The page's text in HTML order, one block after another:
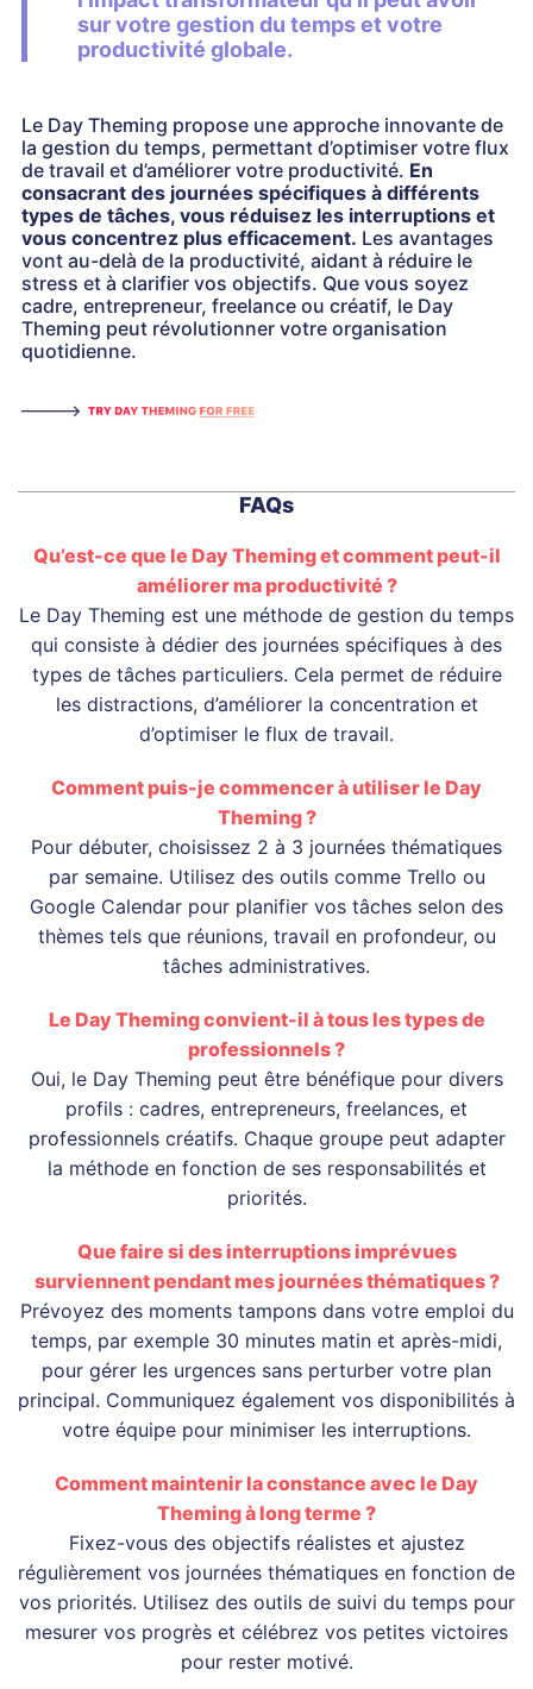
sur votre gestion du temps et votre
productivité globale.
Le Day Theming propose une approche innovante de
la gestion du temps, permettant d’optimiser votre flux
de travail et d’améliorer votre productivité. En
consacrant des journées spécifiques à différents
types de tâches, vous réduisez les interruptions et
vous concentrez plus efficacement. Les avantages
vont au-delà de la productivité, aidant à réduire le
stress et à clarifier vos objectifs. Que vous soyez
cadre, entrepreneur, freelance ou créatif, le Day
Theming peut révolutionner votre organisation
quotidienne.
FAQs
Qu’est-ce que le Day Theming et comment peut-il
améliorer ma productivité ?
Le Day Theming est une méthode de gestion du temps
qui consiste à dédier des journées spécifiques à des
types de tâches particuliers. Cela permet de réduire
les distractions, d’améliorer la concentration et
d’optimiser le flux de travail.
Comment puis-je commencer à utiliser le Day
Theming ?
Pour débuter, choisissez 2 à 3 journées thématiques
par semaine. Utilisez des outils comme Trello ou
Google Calendar pour planifier vos tâches selon des
thèmes tels que réunions, travail en profondeur, ou
tâches administratives.
Le Day Theming convient-il à tous les types de
professionnels ?
Oui, le Day Theming peut être bénéfique pour divers
profils : cadres, entrepreneurs, freelances, et
professionnels créatifs. Chaque groupe peut adapter
la méthode en fonction de ses responsabilités et
priorités.
Que faire si des interruptions imprévues
surviennent pendant mes journées thématiques ?
Prévoyez des moments tampons dans votre emploi du
temps, par exemple 30 minutes matin et après-midi,
pour gérer les urgences sans perturber votre plan
principal. Communiquez également vos disponibilités à
votre équipe pour minimiser les interruptions.
Comment maintenir la constance avec le Day
Theming à long terme ?
Fixez-vous des objectifs réalistes et ajustez
régulièrement vos journées thématiques en fonction de
vos priorités. Utilisez des outils de suivi du temps pour
mesurer vos progrès et célébrez vos petites victoires
pour rester motivé.